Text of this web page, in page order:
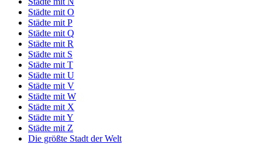
Städte mit O
Städte mit P
Städte mit Q
Städte mit R
Städte mit S
Städte mit T
Städte mit U
Städte mit V
Städte mit W
Städte mit X
Städte mit Y
Städte mit Z
Die größte Stadt der Welt